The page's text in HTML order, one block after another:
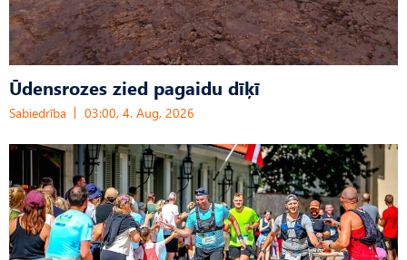
Ūdensrozes zied pagaidu dīķī
Sabiedrība 03:00, 4. Aug, 2026